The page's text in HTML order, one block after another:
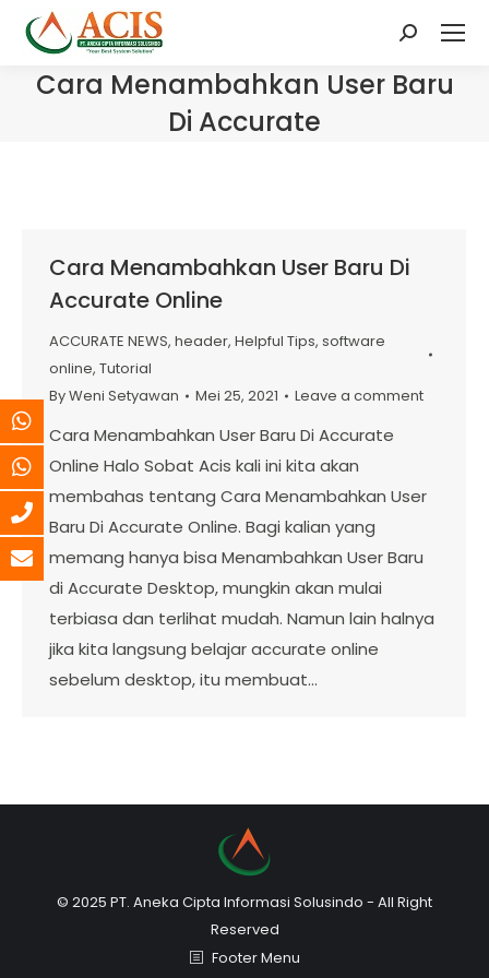
Search:
Cara Menambahkan User Baru
Di Accurate
Cara Menambahkan User Baru Di
Accurate Online
ACCURATE NEWS, header, Helpful Tips, software
online, Tutorial
ByWeni Setyawan Mei 25, 2021 Leave a comment
Cara Menambahkan User Baru Di Accurate
Online Halo Sobat Acis kali ini kita akan
membahas tentang Cara Menambahkan User
Baru Di Accurate Online. Bagi kalian yang
memang hanya bisa Menambahkan User Baru
di Accurate Desktop, mungkin akan mulai
terbiasa dan terlihat mudah. Namun lain halnya
jika kita langsung belajar accurate online
sebelum desktop, itu membuat…
© 2025 PT. Aneka Cipta Informasi Solusindo - All Right
Reserved
Footer Menu